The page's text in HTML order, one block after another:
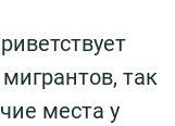
так
места у